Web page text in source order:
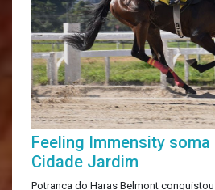
Feeling Immensity soma
Cidade Jardim
Potranca do Haras Belmont